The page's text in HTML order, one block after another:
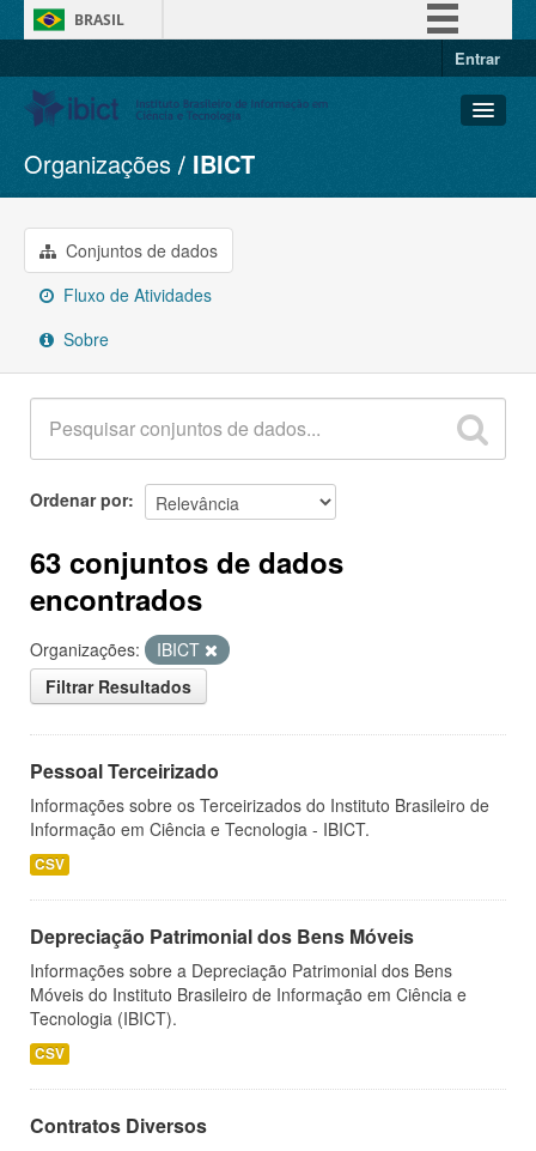
BRASIL
Entrar
Conjuntos de dados
Organizações
Grupos
Sobre
Organizações IBICT
Conjuntos de dados
Fluxo de Atividades
Sobre
Ordenar por
63 conjuntos de dados
encontrados
Organizações:
IBICT
Filtrar Resultados
Pessoal Terceirizado
Informações sobre os Terceirizados do Instituto Brasileiro de
Informação em Ciência e Tecnologia - IBICT.
CSV
Depreciação Patrimonial dos Bens Móveis
Informações sobre a Depreciação Patrimonial dos Bens
Móveis do Instituto Brasileiro de Informação em Ciência e
Tecnologia (IBICT).
CSV
Contratos Diversos